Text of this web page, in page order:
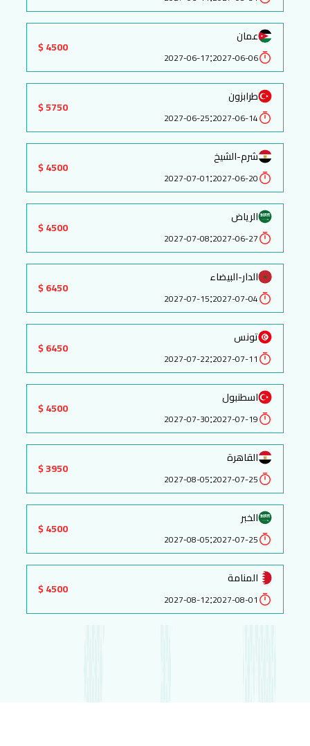
عمان
2027-06-06
:
2027-06-17
4500 $
طرابزون
2027-06-14
:
2027-06-25
5750 $
شرم-الشيخ
2027-06-20
:
2027-07-01
4500 $
الرياض
2027-06-27
:
2027-07-08
4500 $
الدار-البيضاء
2027-07-04
:
2027-07-15
6450 $
تونس
2027-07-11
:
2027-07-22
6450 $
اسطنبول
2027-07-19
:
2027-07-30
4500 $
القاهرة
2027-07-25
:
2027-08-05
3950 $
الخبر
2027-07-25
:
2027-08-05
4500 $
المنامة
2027-08-01
:
2027-08-12
4500 $